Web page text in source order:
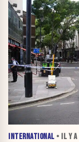
INTERNATIONAL • IL Y A